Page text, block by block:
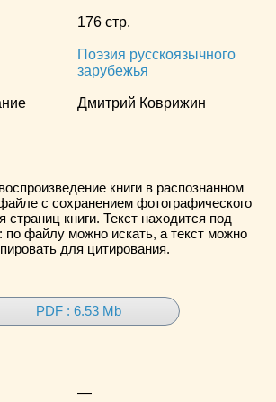
176 стр.
Поэзия русскоязычного
зарубежья
Дмитрий Коврижин
книги в распознанном
с сохранением фотографического
страниц книги. Текст находится под
по файлу можно искать, а текст можно
для цитирования.
PDF : 6.53 Mb
—